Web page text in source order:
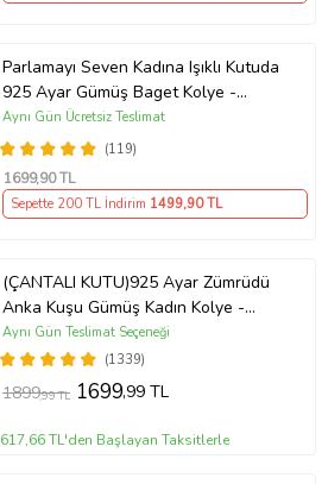
Parlamayı Seven Kadına Işıklı Kutuda
925 Ayar Gümüş Baget Kolye -
Kişiye Özel Fotoğraf Hediye
(119)
Aynı Gün Ücretsiz Teslimat
1699,90 TL
Sepette 200 TL İndirim 1499,90 TL
(ÇANTALI KUTU)925 Ayar Zümrüdü
Anka Kuşu Gümüş Kadın Kolye -
MAVİ
(1339)
Aynı Gün Teslimat Seçeneği
1899,99 TL 1699,99 TL
617,66 TL'den Başlayan Taksitlerle